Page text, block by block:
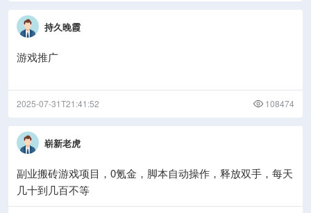
持久晚霞
游戏推广
2025-07-31T21:41:52 108474
崭新老虎
副业搬砖游戏项目，0氪金，脚本自动操作，释放双手，每天
几十到几百不等